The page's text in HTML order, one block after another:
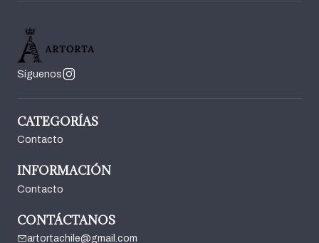
Síguenos
CATEGORÍAS
Contacto
INFORMACIÓN
Contacto
CONTÁCTANOS
artortachile@gmail.com